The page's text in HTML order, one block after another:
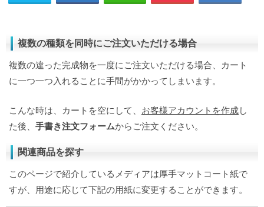
複数の種類を同時にご注文いただける場合
複数の違った完成物を一度にご注文いただける場合、カート
に一つ一つ入れることに手間がかかってしまいます。
こんな時は、カートを空にして、 お客様アカウントを作成し
た後、 手書き注文フォームからご注文ください。
関連商品を探す
このページで紹介しているメディアは厚手マットコート紙で
すが、用途に応じて下記の用紙に変更することができます。